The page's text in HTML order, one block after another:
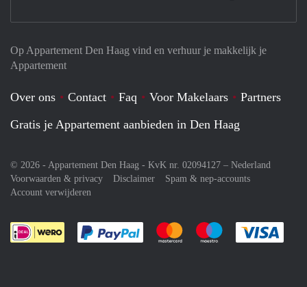
Op Appartement Den Haag vind en verhuur je makkelijk je
Appartement
Over ons Contact Faq Voor Makelaars
Partners
Gratis je Appartement aanbieden in Den Haag
© 2026 - Appartement Den Haag - KvK nr. 02094127 – Nederland
Voorwaarden & privacy
Disclaimer
Spam & nep-accounts
Account verwijderen
Je rekent gemakkelijk af met Paypal
Je rekent gemakkelijk af met
Je rekent